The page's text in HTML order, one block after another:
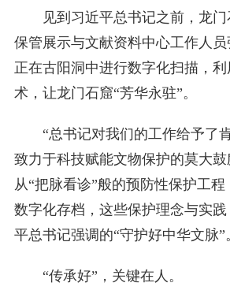
见到习近平总书记之前，龙
保管展示与文献资料中心工作人
正在古阳洞中进行数字化扫描，
术，让龙门石窟“芳华永驻”。
“总书记对我们的工作给予了
致力于科技赋能文物保护的莫大鼓
从“把脉看诊”般的预防性保护工程
数字化存档，这些保护理念与实
平总书记强调的“守护好中华文脉”
“传承好”，关键在人。